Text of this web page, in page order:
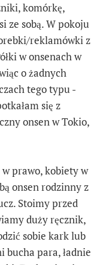
komórkę,
ze sobą. W pokoju
reklamówki z
w onsenach w
o żadnych
tego typu -
się z
onsen w Tokio,
prawo, kobiety w
onsen rodzinny z
Stoimy przed
duży ręcznik,
sobie kark lub
bucha para, ładnie